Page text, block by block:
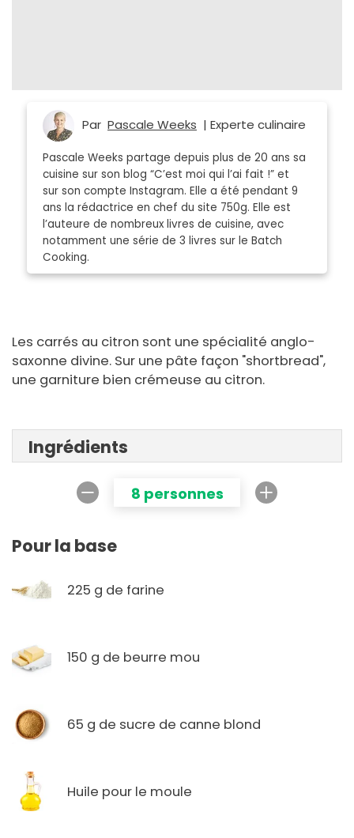
Par Pascale Weeks | Experte culinaire
Pascale Weeks partage depuis plus de 20 ans sa
cuisine sur son blog “C’est moi qui l’ai fait !” et
sur son compte Instagram. Elle a été pendant 9
ans la rédactrice en chef du site 750g. Elle est
l’auteure de nombreux livres de cuisine, avec
notamment une série de 3 livres sur le Batch
Cooking.
Les carrés au citron sont une spécialité anglo-
saxonne divine. Sur une pâte façon "shortbread",
une garniture bien crémeuse au citron.
Ingrédients
8 personnes
Pour la base
225 g de farine
150 g de beurre mou
65 g de sucre de canne blond
Huile pour le moule